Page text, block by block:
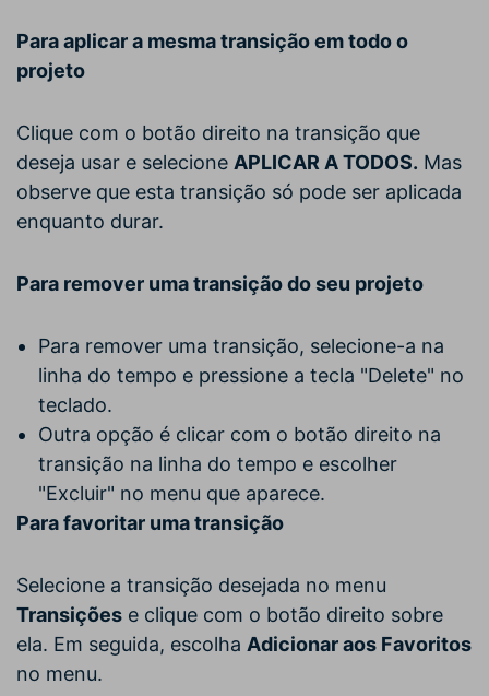
Para aplicar a mesma transição em todo o
projeto
Clique com o botão direito na transição que
deseja usar e selecione APLICAR A TODOS. Mas
observe que esta transição só pode ser aplicada
enquanto durar.
Para remover uma transição do seu projeto
Para remover uma transição, selecione-a na
linha do tempo e pressione a tecla "Delete" no
teclado.
Outra opção é clicar com o botão direito na
transição na linha do tempo e escolher
"Excluir" no menu que aparece.
Para favoritar uma transição
Selecione a transição desejada no menu
Transições e clique com o botão direito sobre
ela. Em seguida, escolha Adicionar aos Favoritos
no menu.